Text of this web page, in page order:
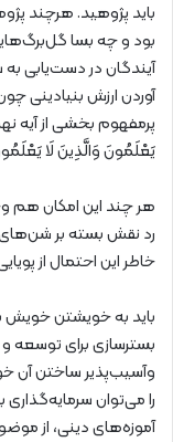
باید پژوهید. هرچند
بود و چه ‌بسا
آیندگان در دست‌یابی
آوردن ارزش بنیادینی
پرمفهوم بخشی از آیه
يَعْلَمُونَ وَالَّذِينَ لَا
هر چند این امکان هم
رد نقش بسته بر شن‌های
خاطر این احتمال از
باید به خویشتن خویش
بسترسازی برای توسعه
وآسیب‌پذیر ساختن آن
را می‌توان
آموزه‌های دینی، از